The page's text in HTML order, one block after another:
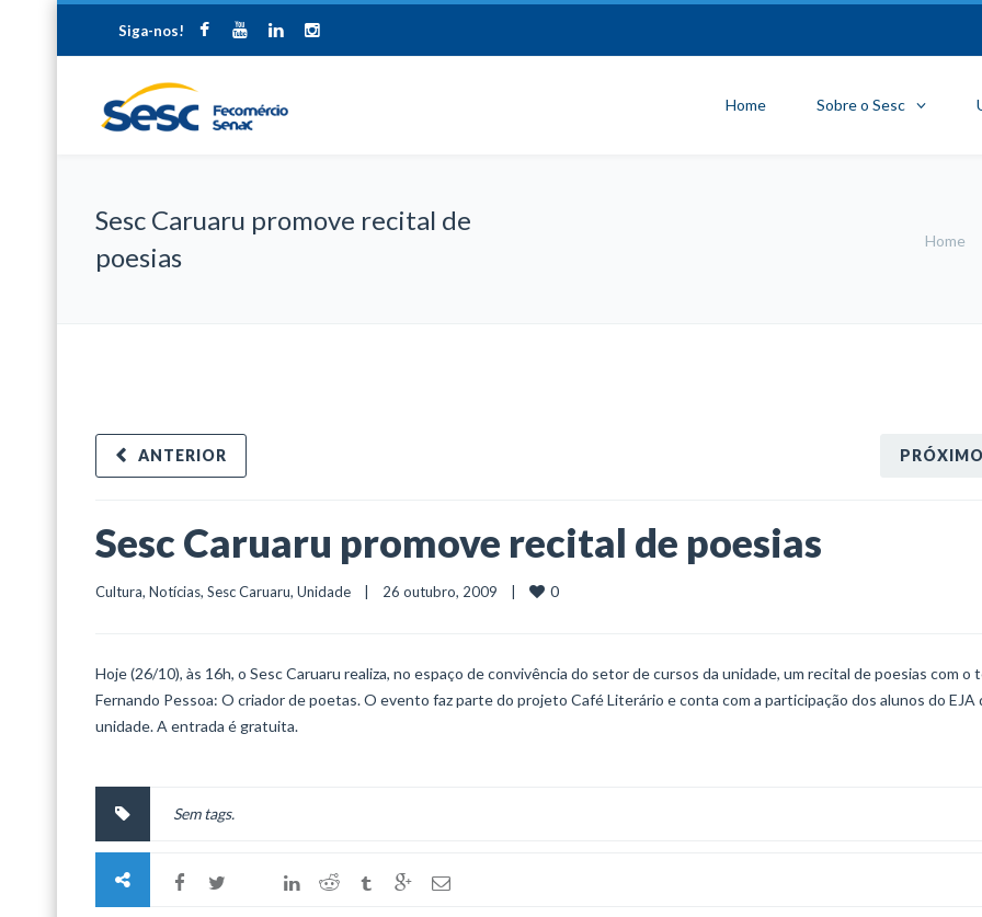
Siga-nos!
Home Sobre o Sesc
Sesc Caruaru promove recital de
poesias
Home
PRÓXIMO
ANTERIOR
Sesc Caruaru promove recital de poesias
Cultura, Notícias, Sesc Caruaru, Unidade
    |    26 outubro, 2009    |
0
Hoje (26/10), às 16h, o Sesc Caruaru realiza, no espaço de convivência do setor de cursos da unidade, um recital de poesias com o
Fernando Pessoa: O criador de poetas. O evento faz parte do projeto Café Literário e conta com a participação dos alunos do EJA
unidade. A entrada é gratuita.
Sem tags.